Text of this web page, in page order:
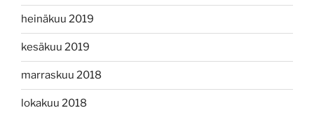
heinäkuu 2019
kesäkuu 2019
marraskuu 2018
lokakuu 2018